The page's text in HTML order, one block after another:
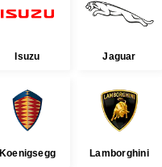
Isuzu Jaguar
Koenigsegg Lamborghini